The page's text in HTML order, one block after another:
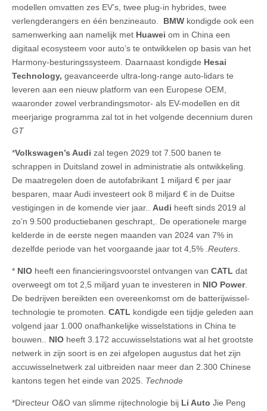
modellen omvatten zes EV’s, twee plug-in hybrides, twee
verlengderangers en één benzineauto. BMW kondigde ook een
samenwerking aan namelijk met Huawei om in China een
digitaal ecosysteem voor auto’s te ontwikkelen op basis van het
Harmony-besturingssysteem. Daarnaast kondigde Hesai
Technology, geavanceerde ultra-long-range auto-lidars te
leveren aan een nieuw platform van een Europese OEM,
waaronder zowel verbrandingsmotor- als EV-modellen en dit
meerjarige programma zal tot in het volgende decennium duren
GT
*Volkswagen’s Audi zal tegen 2029 tot 7.500 banen te
schrappen in Duitsland zowel in administratie als ontwikkeling.
De maatregelen doen de autofabrikant 1 miljard € per jaar
besparen, maar Audi investeert ook 8 miljard € in de Duitse
vestigingen in de komende vier jaar.. Audi heeft sinds 2019 al
zo’n 9.500 productiebanen geschrapt,. De operationele marge
kelderde in de eerste negen maanden van 2024 van 7% in
dezelfde periode van het voorgaande jaar tot 4,5% .Reuters.
* NIO heeft een financieringsvoorstel ontvangen van CATL dat
overweegt om tot 2,5 miljard yuan te investeren in NIO Power.
De bedrijven bereikten een overeenkomst om de batterijwissel-
technologie te promoten. CATL kondigde een tijdje geleden aan
volgend jaar 1.000 onafhankelijke wisselstations in China te
bouwen.. NIO heeft 3.172 accuwisselstations wat al het grootste
netwerk in zijn soort is en zei afgelopen augustus dat het zijn
accuwisselnetwerk zal uitbreiden naar meer dan 2.300 Chinese
kantons tegen het einde van 2025. Technode
*Directeur O&O van slimme rijtechnologie bij Li Auto Jie Peng